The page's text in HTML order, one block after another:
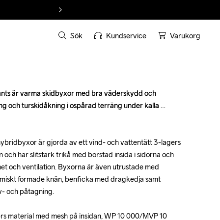
Sök Kundservice Varukorg
är varma skidbyxor med bra väderskydd och
och turskidåkning i ospårad terräng under kalla
är gjorda av ett vind- och vattentätt 3-lagers
och har slitstark trikå med borstad insida i sidorna och
och ventilation. Byxorna är även utrustade med
formade knän, benficka med dragkedja samt
och påtagning.
material med mesh på insidan, WP 10 000/MVP 10
är varma skidbyxor med bra väderskydd och
och turskidåkning i ospårad terräng under kalla
är gjorda av ett vind- och vattentätt 3-lagers
och har slitstark trikå med borstad insida i sidorna och
och ventilation. Byxorna är även utrustade med
formade knän, benficka med dragkedja samt
och påtagning.
material med mesh på insidan, WP 10 000/MVP 10